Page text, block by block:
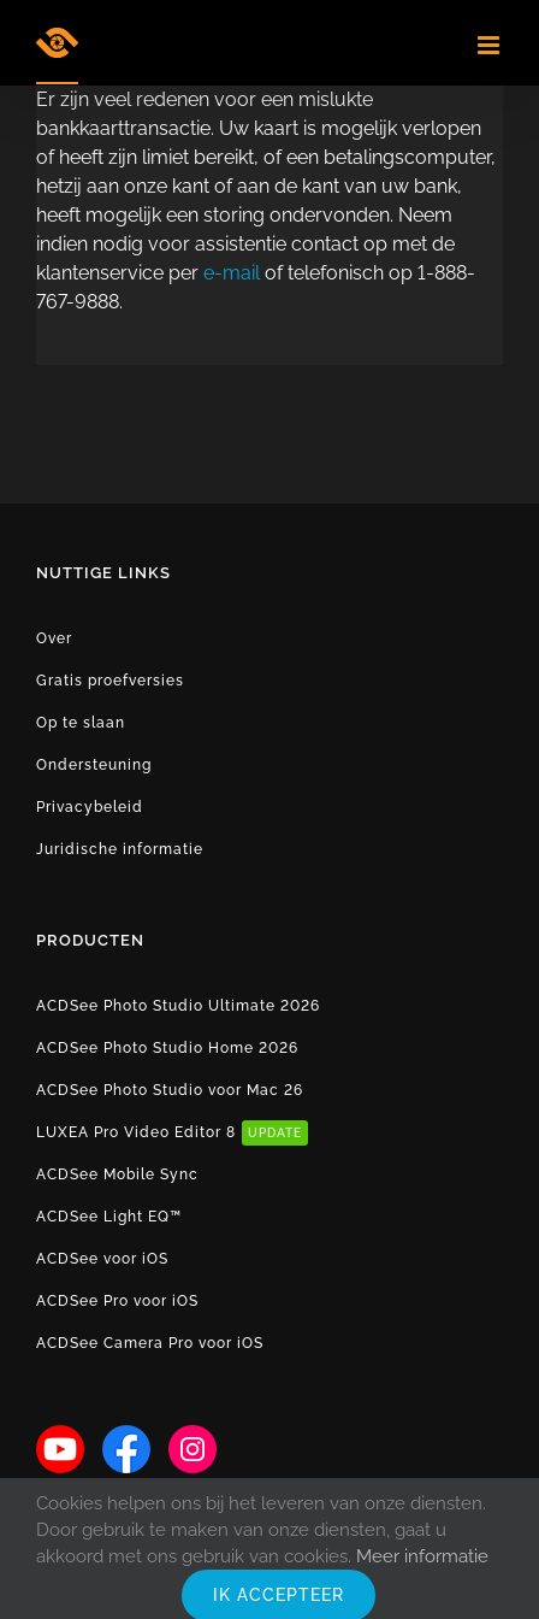
Er zijn veel redenen voor een mislukte
bankkaarttransactie. Uw kaart is mogelijk verlopen
of heeft zijn limiet bereikt, of een betalingscomputer,
hetzij aan onze kant of aan de kant van uw bank,
heeft mogelijk een storing ondervonden. Neem
indien nodig voor assistentie contact op met de
klantenservice per e-mailof telefonisch op 1-888-
767-9888.
NUTTIGE LINKS
Over
Gratis proefversies
Op te slaan
Ondersteuning
Privacybeleid
Juridische informatie
PRODUCTEN
ACDSee Photo Studio Ultimate 2026
ACDSee Photo Studio Home 2026
ACDSee Photo Studio voor Mac 26
LUXEA Pro Video Editor 8 UPDATE
ACDSee Mobile Sync
ACDSee Light EQ™
ACDSee voor iOS
ACDSee Pro voor iOS
ACDSee Camera Pro voor iOS
2026 ACD Systems International Inc. | Alle rechten
Cookies helpen ons bij het leveren van onze diensten.
Door gebruik te maken van onze diensten, gaat u
akkoord met ons gebruik van cookies. Meer informatie
IK ACCEPTEER